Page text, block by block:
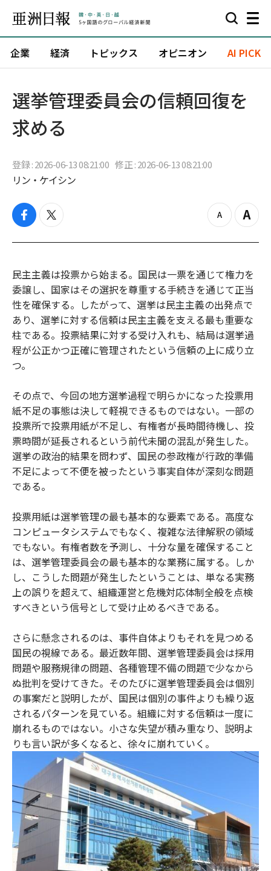
企業 経済 トピックス オピニオン AI PICK
選挙管理委員会の信頼回復を
求める
登録 : 2026-06-13 08:21:00 修正 : 2026-06-13 08:21:00
リン・ケイシン
f
c
o
o
k
t
i
e
r
z
o
u
t
Z
o
n
民主主義は投票から始まる。国民は一票を通じて権力を
委譲し、国家はその選択を尊重する手続きを通じて正当
性を確保する。したがって、選挙は民主主義の出発点で
あり、選挙に対する信頼は民主主義を支える最も重要な
柱である。投票結果に対する受け入れも、結局は選挙過
程が公正かつ正確に管理されたという信頼の上に成り立
つ。
その点で、今回の地方選挙過程で明らかになった投票用
紙不足の事態は決して軽視できるものではない。一部の
投票所で投票用紙が不足し、有権者が長時間待機し、投
票時間が延長されるという前代未聞の混乱が発生した。
選挙の政治的結果を問わず、国民の参政権が行政的準備
不足によって不便を被ったという事実自体が深刻な問題
である。
投票用紙は選挙管理の最も基本的な要素である。高度な
コンピュータシステムでもなく、複雑な法律解釈の領域
でもない。有権者数を予測し、十分な量を確保すること
は、選挙管理委員会の最も基本的な業務に属する。しか
し、こうした問題が発生したということは、単なる実務
上の誤りを超えて、組織運営と危機対応体制全般を点検
すべきという信号として受け止めるべきである。
さらに懸念されるのは、事件自体よりもそれを見つめる
国民の視線である。最近数年間、選挙管理委員会は採用
問題や服務規律の問題、各種管理不備の問題で少なから
ぬ批判を受けてきた。そのたびに選挙管理委員会は個別
の事案だと説明したが、国民は個別の事件よりも繰り返
されるパターンを見ている。組織に対する信頼は一度に
崩れるものではない。小さな失望が積み重なり、説明よ
りも言い訳が多くなると、徐々に崩れていく。